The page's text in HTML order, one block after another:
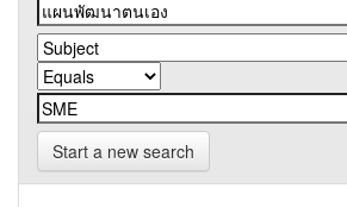
Start a new search